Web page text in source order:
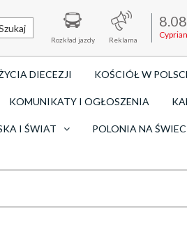
Rozkład jazdy Reklama
DIECEZJI KOŚCIÓŁ W
KOMUNIKATY I OGŁOSZENIA
I ŚWIAT POLONIA NA